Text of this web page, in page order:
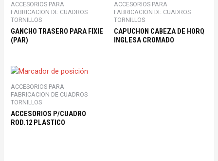
ACCESORIOS PARA
FABRICACION DE CUADROS
TORNILLOS
GANCHO TRASERO PARA FIXIE
(PAR)
ACCESORIOS PARA
FABRICACION DE CUADROS
TORNILLOS
CAPUCHON CABEZA DE HORQ
INGLESA CROMADO
ACCESORIOS PARA
FABRICACION DE CUADROS
TORNILLOS
ACCESORIOS P/CUADRO
ROD.12 PLASTICO